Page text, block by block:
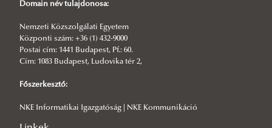
Alina Kirillinával az UNESCO Magyar Nemzeti Bizottságánál
2026/05/15
Ki tanít kit? Ember és gép az MI-korszakban
Digital Skills and Platform Use in the genAI Era - workshop
Domain név tulajdonosa:
Nemzeti Közszolgálati Egyetem
Központi szám: +36 (1) 432-9000
Postai cím: 1441 Budapest, Pf.: 60.
Cím: 1083 Budapest, Ludovika tér 2,
Főszerkesztő:
NKE Informatikai Igazgatóság | NKE Kommunikáció